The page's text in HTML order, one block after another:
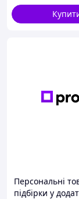
Персональні
підбірки у